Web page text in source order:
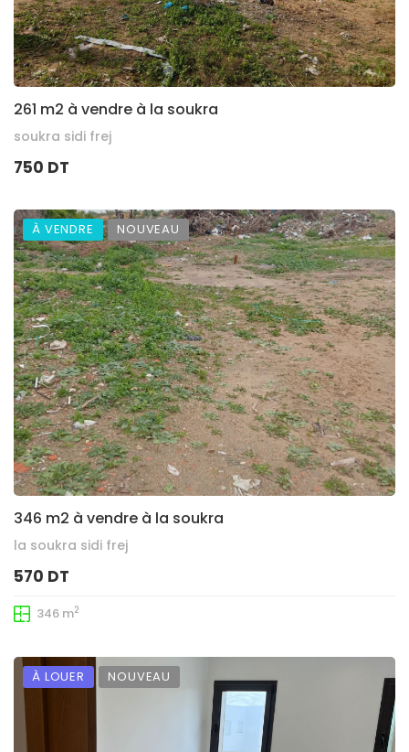
261 m2 à vendre à la soukra
soukra sidi frej
750 DT
À VENDRE NOUVEAU
346 m2 à vendre à la soukra
la soukra sidi frej
570 DT
346 m2
À LOUER NOUVEAU